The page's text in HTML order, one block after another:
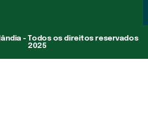
- Todos os direitos reservados
2025